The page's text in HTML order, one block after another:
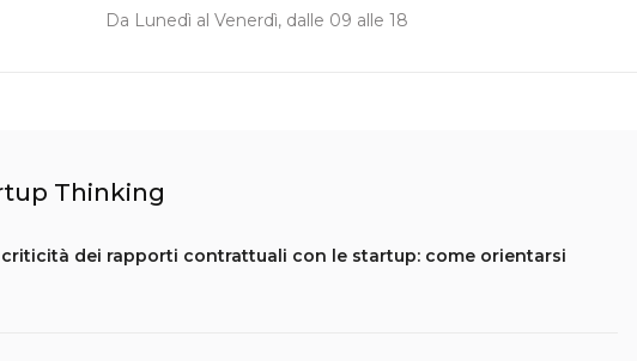
Da Lunedì al Venerdì, dalle 09 alle 18
Thinking
dei rapporti contrattuali con le startup: come orientarsi